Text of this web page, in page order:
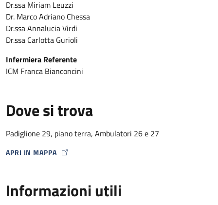
Dr.ssa Miriam Leuzzi
Dr. Marco Adriano Chessa
Dr.ssa Annalucia Virdi
Dr.ssa Carlotta Gurioli
Infermiera Referente
ICM Franca Bianconcini
Dove si trova
Padiglione 29, piano terra, Ambulatori 26 e 27
APRI IN MAPPA
MAP ICON
Informazioni utili